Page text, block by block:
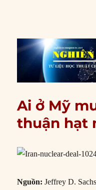
Ai ở Mỹ
thuận hạt
Nguồn:Jeffrey D.